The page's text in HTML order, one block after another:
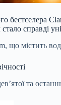
бестселера
справді
що містить
та